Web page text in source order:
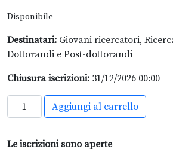
Disponibile
Destinatari: Giovani ricercatori,
Dottorandi e Post-dottorandi
Chiusura iscrizioni: 31/12/2026 00:00
Comunicazione
della
scientifica
Aggiungi al carrello
Le iscrizioni sono aperte